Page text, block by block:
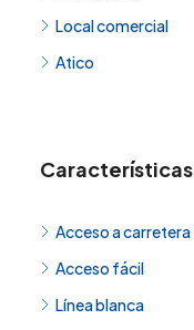
Local comercial
Atico
Características
Acceso a carretera
Acceso fácil
Línea blanca